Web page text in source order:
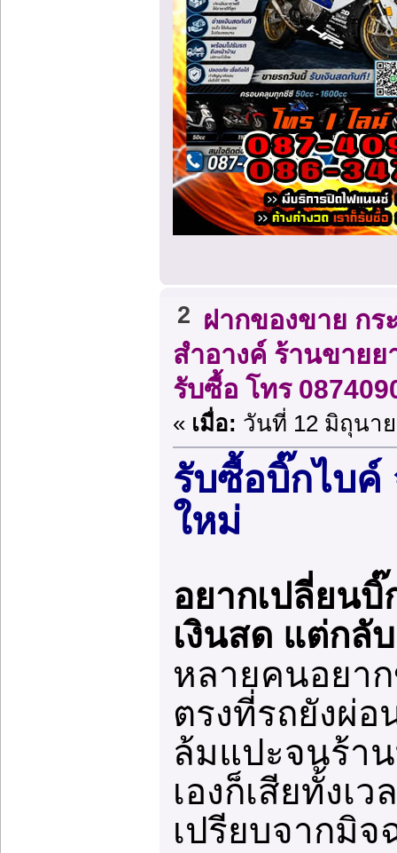
2 ฝากของขาย กร
สำอางค์ ร้านขายย
รับซื้อ โทร
« เมื่อ: วันที่ 12 มิถุนาย
รับซื้อบิ๊กไบค์
ใหม่
อยากเปลี่ยน
เงินสด แต่กลั
หลายคนอยา
ตรงที่รถยังผ่อ
ล้มแปะจนร้า
เองก็เสียทั้งเ
เปรียบจากมิ